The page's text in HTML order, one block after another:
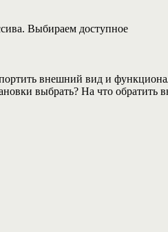
внешний вид и
выбрать? На что